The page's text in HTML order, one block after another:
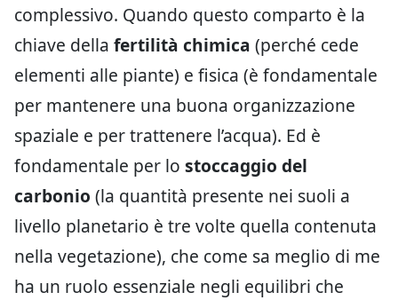
complessivo. Quando questo comparto è la
chiave della fertilità chimica (perché cede
elementi alle piante) e fisica (è fondamentale
per mantenere una buona organizzazione
spaziale e per trattenere l’acqua). Ed è
fondamentale per lo stoccaggio del
carbonio (la quantità presente nei suoli a
livello planetario è tre volte quella contenuta
nella vegetazione), che come sa meglio di me
ha un ruolo essenziale negli equilibri che